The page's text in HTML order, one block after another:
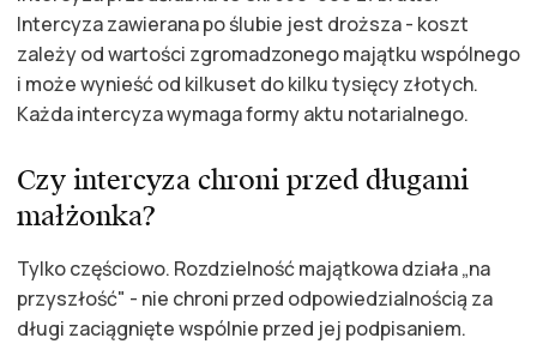
Intercyza zawierana po ślubie jest droższa - koszt
zależy od wartości zgromadzonego majątku wspólnego
i może wynieść od kilkuset do kilku tysięcy złotych.
Każda intercyza wymaga formy aktu notarialnego.
Czy intercyza chroni przed długami
małżonka?
Tylko częściowo. Rozdzielność majątkowa działa „na
przyszłość" - nie chroni przed odpowiedzialnością za
długi zaciągnięte wspólnie przed jej podpisaniem.